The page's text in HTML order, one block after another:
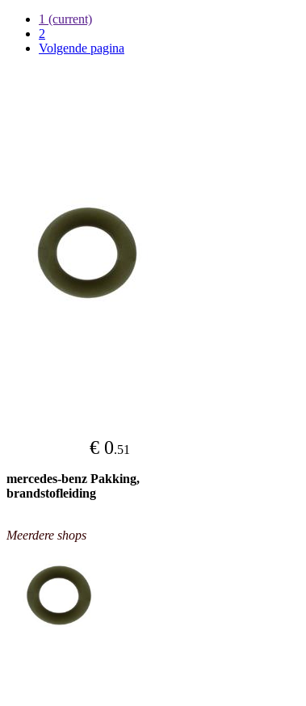
1 (current)
2
Volgende pagina
€ 0.51
mercedes-benz Pakking,
brandstofleiding
Meerdere shops